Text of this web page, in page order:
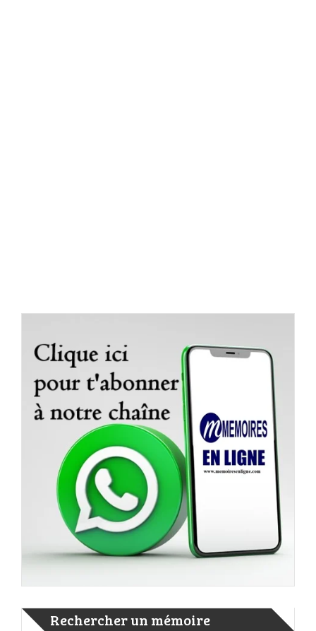
Rechercher un mémoire